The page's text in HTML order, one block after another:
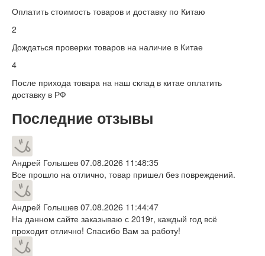
Оплатить стоимость товаров и доставку по Китаю
2
Дождаться проверки товаров на наличие в Китае
4
После прихода товара на наш склад в китае оплатить
доставку в РФ
Последние отзывы
Андрей Голышев 07.08.2026 11:48:35
Все прошло на отлично, товар пришел без повреждений.
Андрей Голышев 07.08.2026 11:44:47
На данном сайте заказываю с 2019г, каждый год всё
проходит отлично! Спасибо Вам за работу!